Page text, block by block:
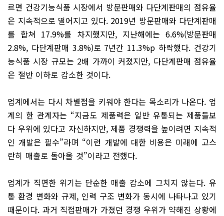
르면 건강기능식품 시장에서 방문판매와 다단계판매의 점유율
은 지속적으로 떨어지고 있다. 2019년 방문판매와 다단계판매
를 합쳐 17.9%를 차지했지만, 지난해에는 6.6%(방문판매
2.8%, 다단계판매 3.8%)로 7년간 11.3%p 하락했다. 건강기
능식품 시장 규모는 2배 가까이 커졌지만, 다단계판매 점유율
은 절반 이하로 감소한 것이다.
업계에서는 다시 차별점을 키워야 한다는 목소리가 나온다. 업
계의 한 관계자는 “지금도 제품력은 일반 유통되는 제품들보
다 우위에 있다고 자신하지만, 제품 경쟁력을 높이려면 지속적
인 개발은 필수”라며 “이런 개발에 대한 비용은 미래에 고스
란히 매출로 돌아올 것”이라고 전했다.
업계가 직면한 위기는 단순한 매출 감소에 그치지 않는다. 유
통 환경 변화와 규제, 인력 구조 변화가 동시에 나타나고 있기
때문이다. 과거 직접판매가 가졌던 경쟁 우위가 약해진 상황에